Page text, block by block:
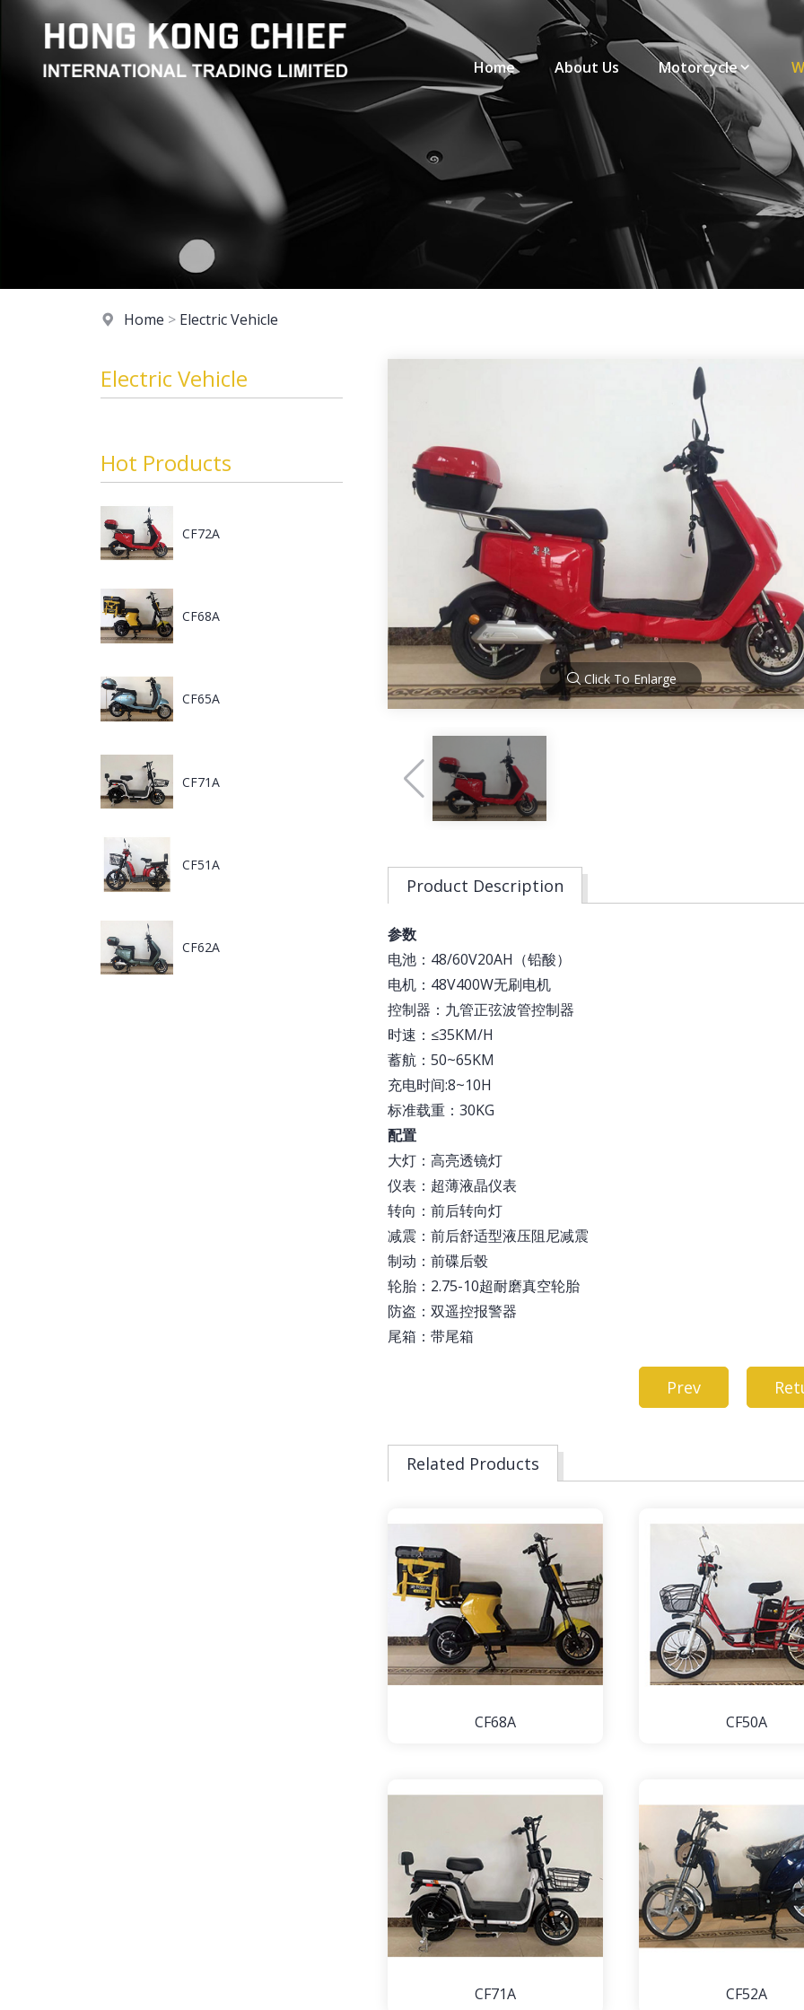
Home About Us Motorcycle
Home > Electric Vehicle
Electric Vehicle
Hot Products
CF72A
CF68A
CF65A
CF71A
CF51A
CF62A
Click To Enlarge
Product Description
参数
电池：48/60V20AH（铅酸）
电机：48V400W无刷电机
控制器：九管正弦波管控制器
时速：≤35KM/H
蓄航：50~65KM
充电时间:8~10H
标准载重：30KG
配置
大灯：高亮透镜灯
仪表：超薄液晶仪表
转向：前后转向灯
减震：前后舒适型液压阻尼减震
制动：前碟后毂
轮胎：2.75-10超耐磨真空轮胎
防盗：双遥控报警器
尾箱：带尾箱
Prev
Related Products
CF68A CF50A
CF71A CF52A